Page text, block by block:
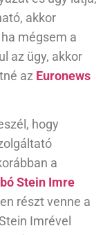
akkor
mégsem a
az ügy, akkor
az Euronews
hogy
a
Stein Imre
részt venne a
Imrével